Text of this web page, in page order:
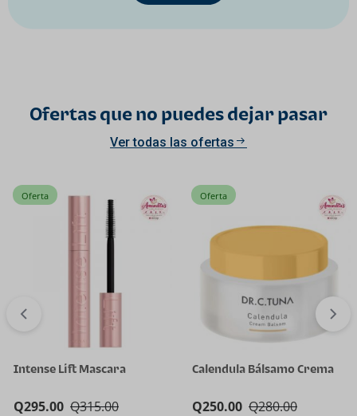
Ofertas que no puedes dejar pasar
Ver todas las ofertas
Oferta
Intense Lift Mascara
Q315.00
Q295.00
Oferta
Calendula Bálsamo Crema
Q280.00
Q250.00